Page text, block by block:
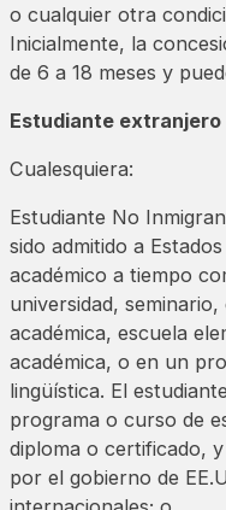
o cualquier otra
Inicialmente, la
de 6 a 18 meses y
Estudiante extranjero
Cualesquiera:
Estudiante No
sido admitido a
académico a tiempo
universidad,
académica, escuela
académica, o en un
lingüística. El
programa o curso de
diploma o certificado,
por el gobierno de